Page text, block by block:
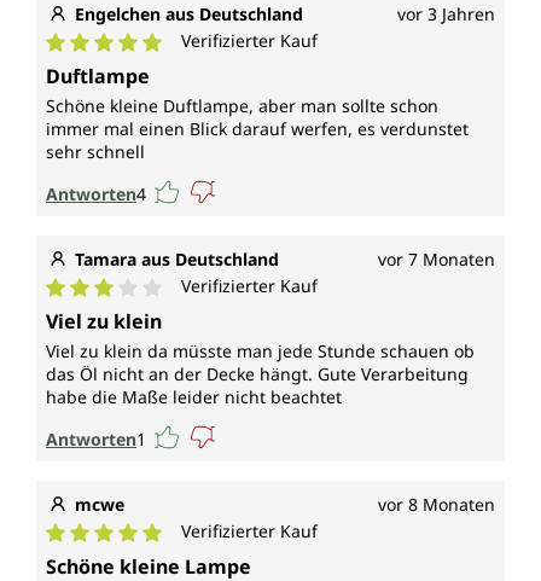
Engelchen aus Deutschland vor 3 Jahren
Durchschnittliche Bewertung von 5 von 5 Sternen
Verifizierter Kauf
Duftlampe
Schöne kleine Duftlampe, aber man sollte schon
immer mal einen Blick darauf werfen, es verdunstet
sehr schnell
Antworten4
Tamara aus Deutschland vor 7 Monaten
Durchschnittliche Bewertung von 3 von 5 Sternen
Verifizierter Kauf
Viel zu klein
Viel zu klein da müsste man jede Stunde schauen ob
das Öl nicht an der Decke hängt. Gute Verarbeitung
habe die Maße leider nicht beachtet
Antworten1
mcwe vor 8 Monaten
Durchschnittliche Bewertung von 5 von 5 Sternen
Verifizierter Kauf
Schöne kleine Lampe